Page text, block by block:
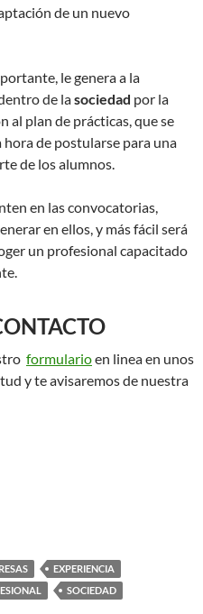
de un nuevo
le genera a la
de lasociedad por la
al plan de prácticas, que se
de postularse para una
de los alumnos.
en las convocatorias,
en ellos, y más fácil será
un profesional capacitado
formularioen linea en unos
y te avisaremos de nuestra
EXPERIENCIA
SOCIEDAD